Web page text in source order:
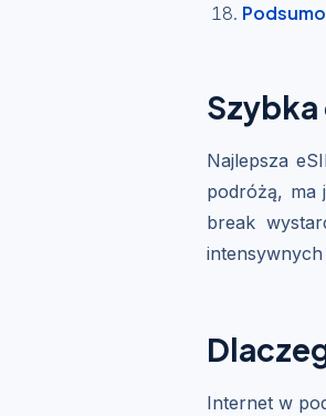
Najlepsza
podróżą, ma
break
Internet w